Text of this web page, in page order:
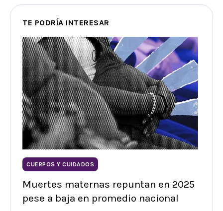
TE PODRÍA INTERESAR
CUERPOS Y CUIDADOS
Muertes maternas repuntan en 2025
pese a baja en promedio nacional